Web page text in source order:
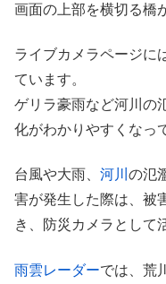
画面の上部を横切る橋
ライブカメラページに
ています。
ゲリラ豪雨など河川の
化がわかりやすくなっ
台風や大雨、 河川 の氾
害が発生した際は、被
き、防災カメラとして
雨雲レーダーでは、荒